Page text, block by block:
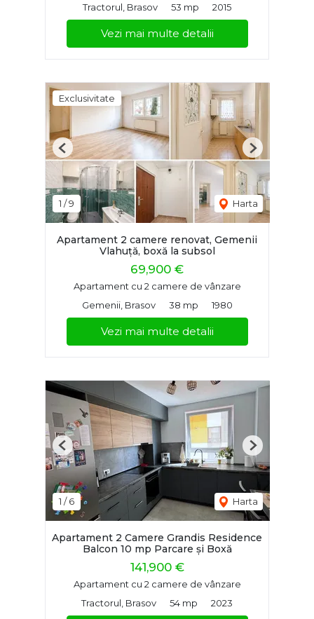
Tractorul, Brasov
53 mp 2015
Vezi mai multe detalii
Exclusivitate
1 /9 Harta
Previous Next
Apartament 2 camere renovat, Gemenii
Vlahuță, boxă la subsol
69,900 €
Apartament cu 2 camere de vânzare
Gemenii, Brasov
38 mp 1980
Vezi mai multe detalii
1 /6 Harta
Previous Next
Apartament 2 Camere Grandis Residence
Balcon 10 mp Parcare și Boxă
141,900 €
Apartament cu 2 camere de vânzare
Tractorul, Brasov
54 mp 2023